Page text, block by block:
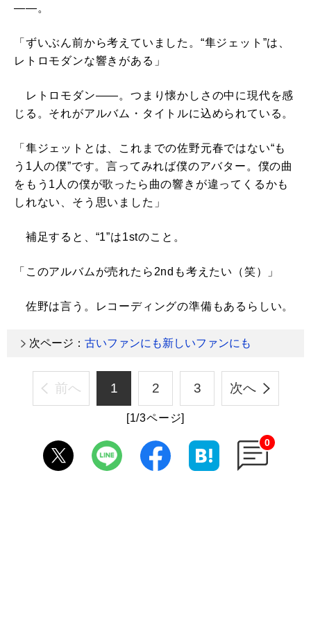
――。
「ずいぶん前から考えていました。“隼ジェット”は、
レトロモダンな響きがある」
レトロモダン――。つまり懐かしさの中に現代を感
じる。それがアルバム・タイトルに込められている。
「隼ジェットとは、これまでの佐野元春ではない“も
う1人の僕”です。言ってみれば僕のアバター。僕の曲
をもう1人の僕が歌ったら曲の響きが違ってくるかも
しれない、そう思いました」
補足すると、“1”は1stのこと。
「このアルバムが売れたら2ndも考えたい（笑）」
佐野は言う。レコーディングの準備もあるらしい。
次ページ： 古いファンにも新しいファンにも
前へ 1 2 3 次へ
[1/3ページ]
0